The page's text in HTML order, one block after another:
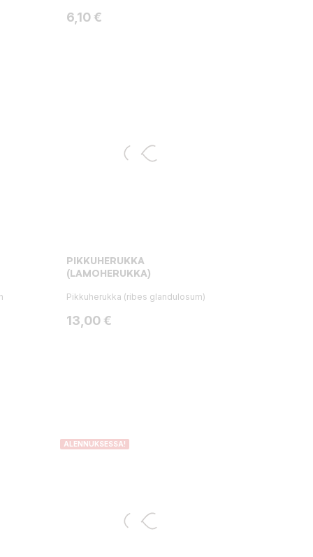
Hinta
6,10 €
PIKKUHERUKKA
(LAMOHERUKKA)
Pikkuherukka (ribes glandulosum)
Hinta
13,00 €
ALENNUKSESSA!